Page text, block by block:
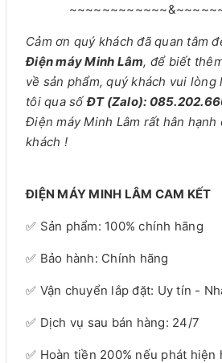
Cảm ơn quý khách đã quan tâm
Điện máy Minh Lâm, để biết
về sản phẩm, quý khách vui
tôi qua sốĐT (Zalo):
Điện máy Minh Lâm rất hân
khách !
ĐIỆN MÁY MINH LÂM CAM KẾT
✅ Sản phẩm: 100% chính hãng
✅ Bảo hành: Chính hãng
✅ Vận chuyển lắp đặt: Uy tín -
✅ Dịch vụ sau bán hàng: 24/7
✅ Hoàn tiền 200% nếu phát hiện